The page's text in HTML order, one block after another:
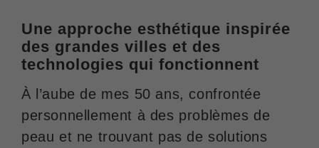
Une approche esthétique inspirée
des grandes villes et des
technologies qui fonctionnent
À l’aube de mes 50 ans, confrontée
personnellement à des problèmes de
peau et ne trouvant pas de solutions